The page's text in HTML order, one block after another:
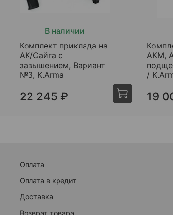
Комплект приклада на
АК/Сайга с
завышением, Вариант
№3, K.Arma
В наличии
22 245 ₽
АКМ,
/
19
Оплата
Оплата в кредит
Доставка
Возврат товара